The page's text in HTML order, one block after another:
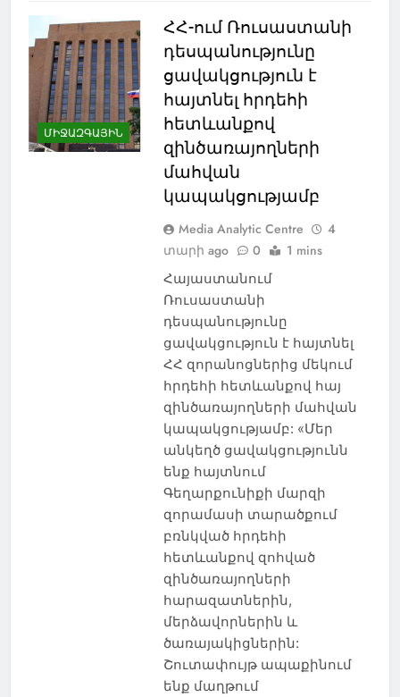
ՄԻՋԱԶԳԱՅԻՆ
ՀՀ-ում Ռուսաստանի
դեսպանությունը
ցավակցություն է
հայտնել հրդեհի
հետևանքով
զինծառայողների
մահվան
կապակցությամբ
Media Analytic Centre
4
տարի ago
0 1 mins
Հայաստանում
Ռուսաստանի
դեսպանությունը
ցավակցություն է հայտնել
ՀՀ զորանոցներից մեկում
հրդեհի հետևանքով հայ
զինծառայողների մահվան
կապակցությամբ: «Մեր
անկեղծ ցավակցությունն
ենք հայտնում
Գեղարքունիքի մարզի
զորամասի տարածքում
բռնկված հրդեհի
հետևանքով զոհված
զինծառայողների
հարազատներին,
մերձավորներին և
ծառայակիցներին:
Շուտափույթ ապաքինում
ենք մաղթում